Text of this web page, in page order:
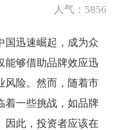
人气：5856
迅速崛起，成为众
能够借助品牌效应迅
风险。然而，随着市
着一些挑战，如品牌
因此，投资者应该在